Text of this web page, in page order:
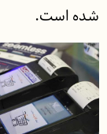
شده است.